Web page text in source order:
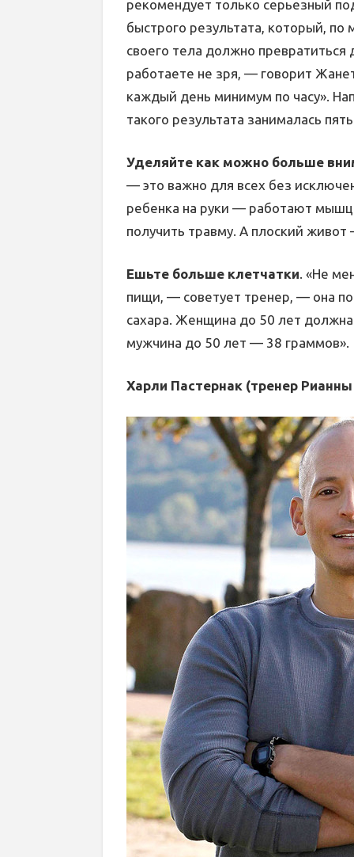
рекомендует только серьезный
быстрого результата, который,
своего тела должно
работаете не зря, — говорит
каждый день минимум по часу».
такого результата занималась
Уделяйте как можно больше
— это важно для всех без
ребенка на руки — работают
получить травму. А плоский
Ешьте больше клетчатки. «Не
пищи, — советует тренер, — она
сахара. Женщина до 50 лет
мужчина до 50 лет — 38 граммов».
Харли Пастернак (тренер